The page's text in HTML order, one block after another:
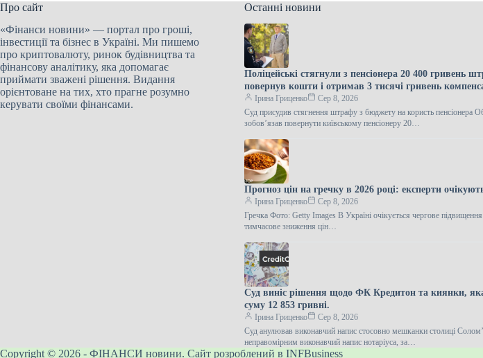
Про сайт
«Фінанси новини» — портал про гроші,
інвестиції та бізнес в Україні. Ми пишемо
про криптовалюту, ринок будівництва та
фінансову аналітику, яка допомагає
приймати зважені рішення. Видання
орієнтоване на тих, хто прагне розумно
керувати своїми фінансами.
Останні новини
Поліцейські стягнули з пенсіонера 20 400 гривень
повернув кошти і отримав 3 тисячі гривень
Ірина Гриценко
Сер 8, 2026
Суд присудив стягнення штрафу з бюджету на користь пенсіонера
зобов’язав повернути київському пенсіонеру 20…
Прогноз цін на гречку в 2026 році: експерти
Ірина Гриценко
Сер 8, 2026
Гречка Фото: Getty Images В Україні очікується чергове
тимчасове зниження цін…
Суд виніс рішення щодо ФК Кредитон та киянки,
суму 12 853 гривні.
Ірина Гриценко
Сер 8, 2026
Суд анулював виконавчий напис стосовно мешканки столиці
неправомірним виконавчий напис нотаріуса, за…
Copyright © 2026 - ФІНАНСИ новини. Сайт розроблений в INFBusiness